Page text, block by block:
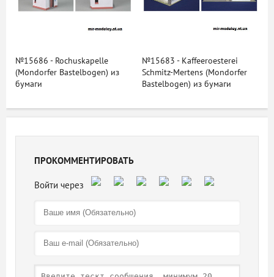
№15686 - Rochuskapelle
(Mondorfer Bastelbogen) из
бумаги
№15683 - Kaffeeroesterei
Schmitz-Mertens (Mondorfer
Bastelbogen) из бумаги
ПРОКОММЕНТИРОВАТЬ